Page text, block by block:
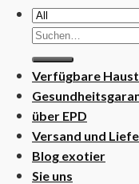
Suchen
nach:
Verfügbare
über EPD
Versand und
Blog exotier
Sie uns